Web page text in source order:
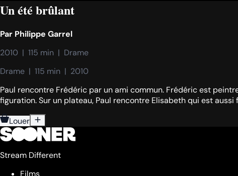
Un été brûlant
Par Philippe Garrel
2010  |  115 min  |  Drame
Drame  |  115 min  |  2010
Paul rencontre Frédéric par un ami commun. Frédéric est
figuration. Sur un plateau, Paul rencontre Elisabeth qui est
Louer
Stream Different
Films